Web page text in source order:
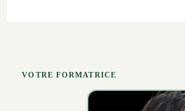
VOTRE FORMATRICE